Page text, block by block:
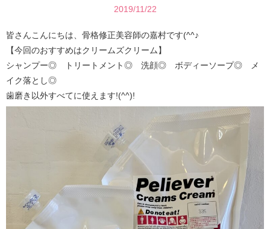
2019/11/22
皆さんこんにちは、骨格修正美容師の嘉村です(^^♪
【今回のおすすめはクリームズクリーム】
シャンプー◎ トリートメント◎ 洗顔◎ ボディーソープ◎ メ
イク落とし◎
歯磨き以外すべてに使えます!(^^)!